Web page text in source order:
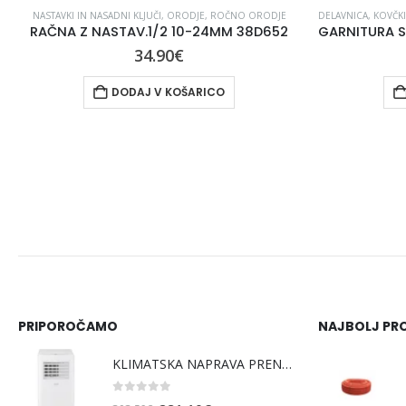
DELAVNICA, KOVČKI ZA ORODJE, ORODJE, PO NOVOLETNA RAZPRODAJA ,ROČNO
GARNITURA SVEDROV IN DLET ISKRA ERO FST013 SDS-PLUS, 13-DELNA
21.95€
DODAJ V KOŠARICO
MIZARSKO
SPONA
PRIPOROČAMO
KLIMATSKA NAPRAVA PRENOSNA ARFO KARY 2,6KW
NAJBOLJ